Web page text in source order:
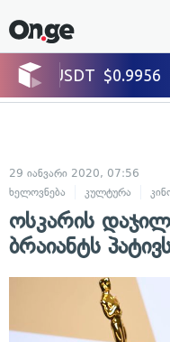
29 იანვარი 2020, 07:56
ხელოვნება
კულტურა
ოსკარის
ბრაიანტს